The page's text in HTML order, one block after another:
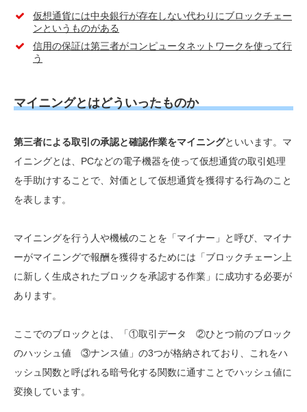
仮想通貨には中央銀行が存在しない代わりにブロックチェー
ンというものがある
信用の保証は第三者がコンピュータネットワークを使って行
う
マイニングとはどういったものか
第三者による取引の承認と確認作業をマイニングといいます。マ
イニングとは、PCなどの電子機器を使って仮想通貨の取引処理
を手助けすることで、対価として仮想通貨を獲得する行為のこと
を表します。
マイニングを行う人や機械のことを「マイナー」と呼び、マイナ
ーがマイニングで報酬を獲得するためには「ブロックチェーン上
に新しく生成されたブロックを承認する作業」に成功する必要が
あります。
ここでのブロックとは、「①取引データ ②ひとつ前のブロック
のハッシュ値 ③ナンス値」の3つが格納されており、これをハ
ッシュ関数と呼ばれる暗号化する関数に通すことでハッシュ値に
変換しています。